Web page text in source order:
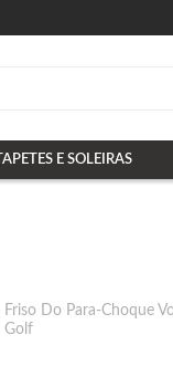
TAPETES E SOLEIRAS
Friso Do Para-Choque
Golf